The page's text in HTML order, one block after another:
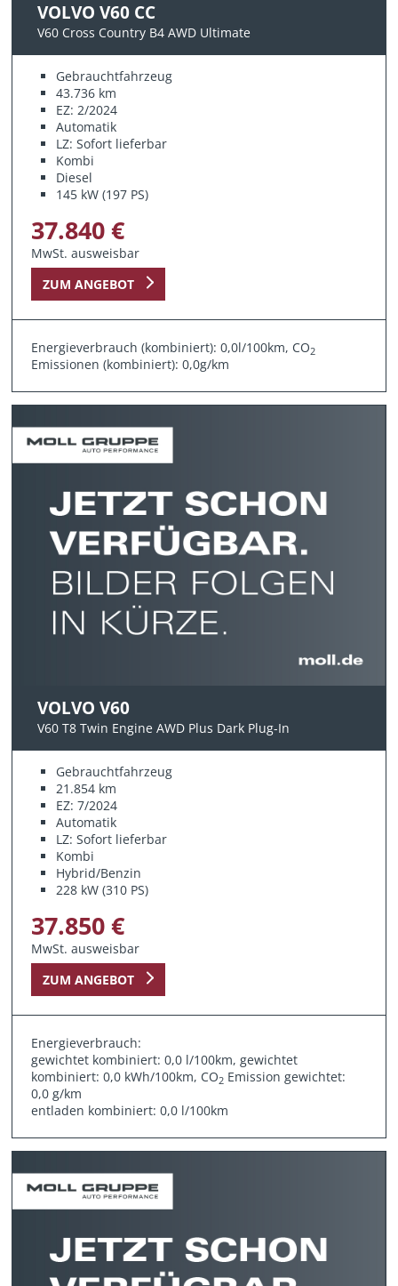
VOLVO V60 CC
V60 Cross Country B4 AWD Ultimate
Gebrauchtfahrzeug
43.736 km
EZ: 2/2024
Automatik
LZ: Sofort lieferbar
Kombi
Diesel
145 kW (197 PS)
37.840 €
MwSt. ausweisbar
ZUM ANGEBOT
Energieverbrauch (kombiniert): 0,0l/100km, CO2
Emissionen (kombiniert): 0,0g/km
VOLVO V60
V60 T8 Twin Engine AWD Plus Dark Plug-In
Gebrauchtfahrzeug
21.854 km
EZ: 7/2024
Automatik
LZ: Sofort lieferbar
Kombi
Hybrid/Benzin
228 kW (310 PS)
37.850 €
MwSt. ausweisbar
ZUM ANGEBOT
Energieverbrauch:
gewichtet kombiniert: 0,0 l/100km, gewichtet
kombiniert: 0,0 kWh/100km, CO2 Emission gewichtet:
0,0 g/km
entladen kombiniert: 0,0 l/100km